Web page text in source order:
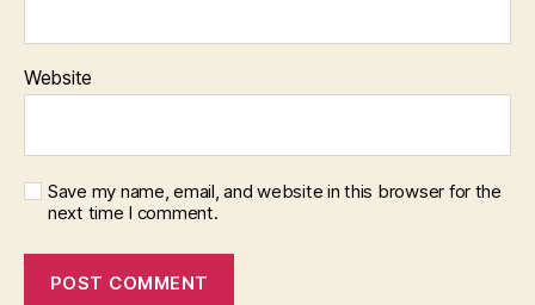
Website
Save my name, email, and website in this browser for the
next time I comment.